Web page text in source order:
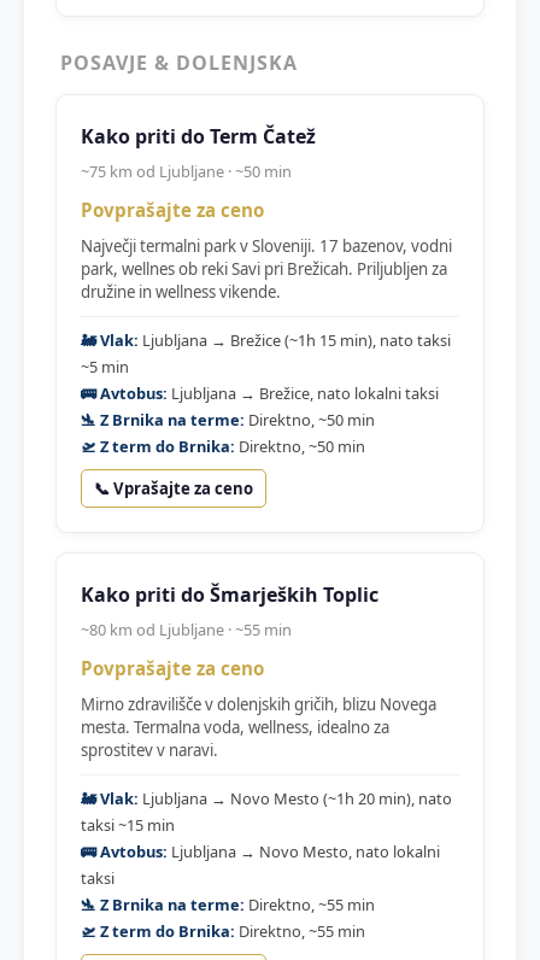
POSAVJE & DOLENJSKA
Kako priti do Term Čatež
~75 km od Ljubljane · ~50 min
Povprašajte za ceno
Največji termalni park v Sloveniji. 17 bazenov, vodni
park, wellnes ob reki Savi pri Brežicah. Priljubljen za
družine in wellness vikende.
🚂 Vlak: Ljubljana → Brežice (~1h 15 min), nato taksi
~5 min
🚌 Avtobus: Ljubljana → Brežice, nato lokalni taksi
🛬 Z Brnika na terme: Direktno, ~50 min
🛫 Z term do Brnika: Direktno, ~50 min
📞 Vprašajte za ceno
Kako priti do Šmarjeških Toplic
~80 km od Ljubljane · ~55 min
Povprašajte za ceno
Mirno zdravilišče v dolenjskih gričih, blizu Novega
mesta. Termalna voda, wellness, idealno za
sprostitev v naravi.
🚂 Vlak: Ljubljana → Novo Mesto (~1h 20 min), nato
taksi ~15 min
🚌 Avtobus: Ljubljana → Novo Mesto, nato lokalni
taksi
🛬 Z Brnika na terme: Direktno, ~55 min
🛫 Z term do Brnika: Direktno, ~55 min